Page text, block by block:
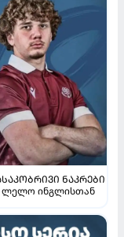
ᲜᲐᲙᲠᲔᲑᲘ
ლელო ინგლისთან